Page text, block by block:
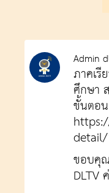
Admin
ภาคเ
ศึกษา
ขั้นตอ
ขอบคุ
DLTV